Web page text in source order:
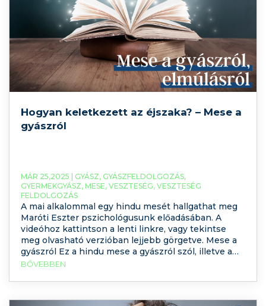
Hogyan keletkezett az éjszaka? – Mese a
gyászról
MÁR 25,2025 | GYÁSZ, GYÁSZFELDOLGOZÁS,
GYERMEKGYÁSZ, MESE, VESZTESÉG, VESZTESÉG
FELDOLGOZÁS
A mai alkalommal egy hindu mesét hallgathat meg
Maróti Eszter pszichológusunk előadásában. A
videóhoz kattintson a lenti linkre, vagy tekintse
meg olvasható verzióban lejjebb görgetve. Mese a
gyászról Ez a hindu mese a gyászról szól, illetve a
gyászhoz kapcsolódó érzésekről, amely segíthet
gyásszal járó nehéz érzéseket, élményeket. A
BŐVEBBEN